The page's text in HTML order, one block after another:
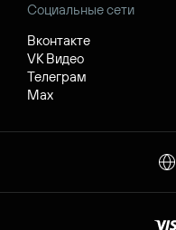
Социальные сети
Вконтакте
VK Видео
Телеграм
Max